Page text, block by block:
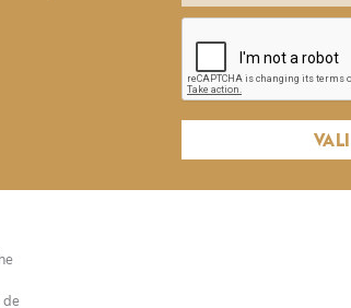
le
de
Bien que son travail de
dans l'histoire de l'art, l'univers
Ray. A une époque où la photo
de recherche esthétique, lui
vient à la rencontre d'un médium
ses recadrages, ou ses
poésie singulière du corps